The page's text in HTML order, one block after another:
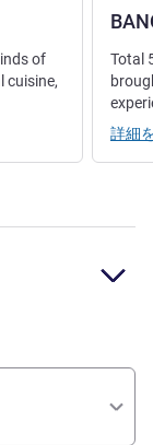
of
cuisine,
Total
詳細